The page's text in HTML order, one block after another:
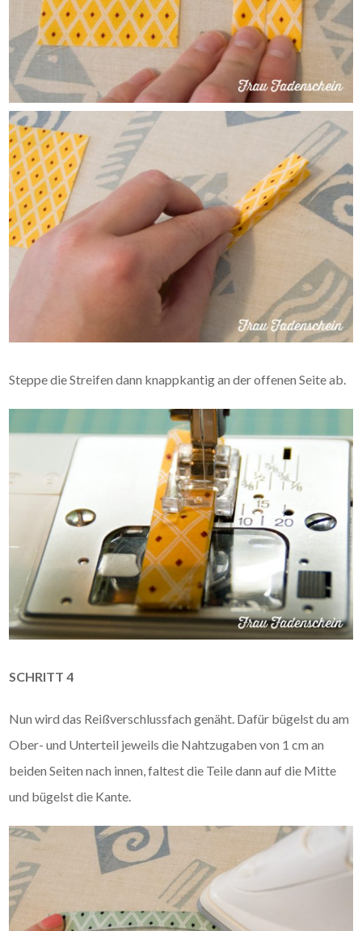
Steppe die Streifen dann knappkantig an der offenen Seite ab.
SCHRITT 4
Nun wird das Reißverschlussfach genäht. Dafür bügelst du am
Ober- und Unterteil jeweils die Nahtzugaben von 1 cm an
beiden Seiten nach innen, faltest die Teile dann auf die Mitte
und bügelst die Kante.